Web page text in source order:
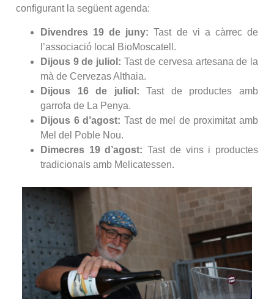
configurant la següent agenda:
Divendres 19 de juny: Tast de vi a càrrec de
l’associació local BioMoscatell.
Dijous 9 de juliol: Tast de cervesa artesana de la
mà de Cervezas Althaia.
Dijous 16 de juliol: Tast de productes amb
garrofa de La Penya.
Dijous 6 d’agost: Tast de mel de proximitat amb
Mel del Poble Nou.
Dimecres 19 d’agost: Tast de vins i productes
tradicionals amb Melicatessen.